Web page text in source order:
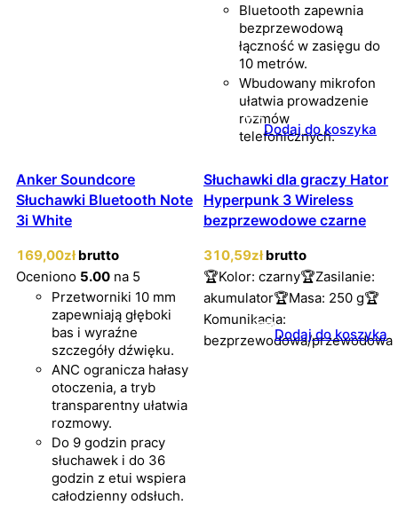
Bluetooth zapewnia
bezprzewodową
łączność w zasięgu do
10 metrów.
Wbudowany mikrofon
ułatwia prowadzenie
rozmów
telefonicznych.
Dodaj do koszyka
Anker Soundcore
Słuchawki Bluetooth Note
3i White
169,00zł brutto
Oceniono 5.00 na 5
Przetworniki 10 mm
zapewniają głęboki
bas i wyraźne
szczegóły dźwięku.
ANC ogranicza hałasy
otoczenia, a tryb
transparentny ułatwia
rozmowy.
Do 9 godzin pracy
słuchawek i do 36
godzin z etui wspiera
całodzienny odsłuch.
Słuchawki dla graczy Hator
Hyperpunk 3 Wireless
bezprzewodowe czarne
310,59zł brutto
🏆Kolor: czarny🏆Zasilanie:
akumulator🏆Masa: 250 g🏆
Komunikacja:
bezprzewodowa/przewodowa
Dodaj do koszyka